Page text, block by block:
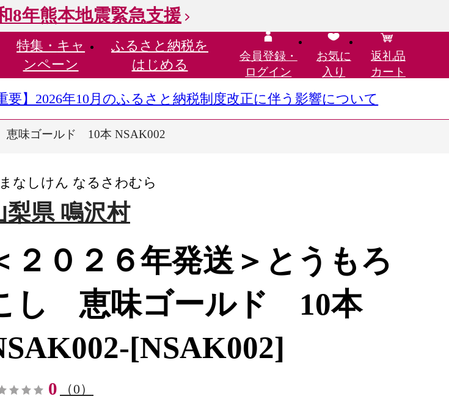
8年熊本地震緊急支援
特集・ キャ
ンペーン
ふるさと納税を
はじめる
会員登録・
ログイン
お気に
入り
返礼品
カート
要】2026年10月のふるさと納税制度改正に伴う影響について
恵味ゴールド 10本 NSAK002
なしけん なるさわむら
梨県 鳴沢村
２０２６年発送＞とうもろ
し 恵味ゴールド 10本
[NSAK002]
0 （0）